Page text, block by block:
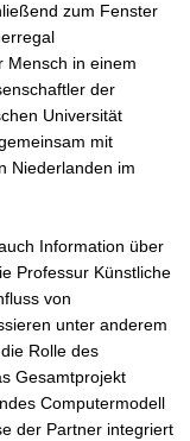
zum Fenster
Mensch in einem
der
Universität
mit
Niederlanden im
Information über
Professur Künstliche
von
unter anderem
Rolle des
Gesamtprojekt
Computermodell
der Partner integriert